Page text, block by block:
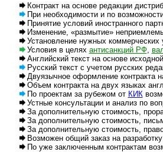
Контракт на основе редакции
При необходимости и по
Принятие условий иностранного
Изменение, «размытие»
Установление нужных коммерческих
Условия в целях антисанкций РФ,
Английский текст на основе
Русский текст с учетом русских
Двуязычное оформление контракта
Объем контракта на двух языках
По проектам за рубежом от КИК
Устные консультации и анализ по
За дополнительную стоимость,
За дополнительную стоимость,
За дополнительную стоимость,
Возможен общий заказ на
По уже заключенным контрактам